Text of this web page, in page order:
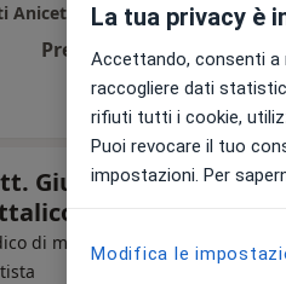
Aniceto
Prezzo non disponibile
Giuseppe
di medicina generale,
La tua privacy è
Accettando, consenti a
raccogliere dati
rifiuti tutti i cookie,
Puoi revocare il tuo
impostazioni. Per
Modifica le